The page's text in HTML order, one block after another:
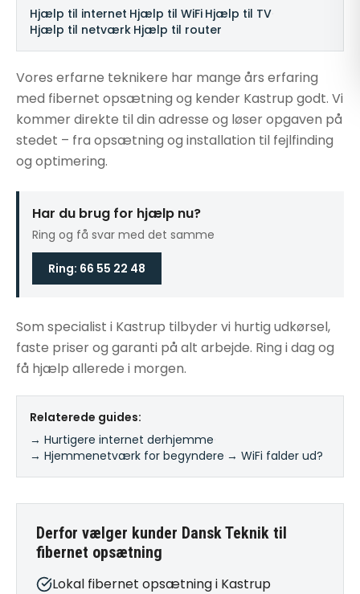
Hjælp til internet Hjælp til WiFi Hjælp til TV
Hjælp til netværk Hjælp til router
Vores erfarne teknikere har mange års erfaring
med fibernet opsætning og kender Kastrup godt. Vi
kommer direkte til din adresse og løser opgaven på
stedet – fra opsætning og installation til fejlfinding
og optimering.
Har du brug for hjælp nu?
Ring og få svar med det samme
Ring: 66 55 22 48
Som specialist i Kastrup tilbyder vi hurtig udkørsel,
faste priser og garanti på alt arbejde. Ring i dag og
få hjælp allerede i morgen.
Relaterede guides:
→ Hurtigere internet derhjemme
→ Hjemmenetværk for begyndere → WiFi falder ud?
Derfor vælger kunder Dansk Teknik til
fibernet opsætning
Lokal fibernet opsætning i Kastrup